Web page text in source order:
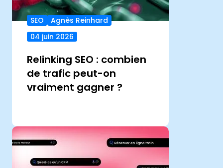
SEO
Agnès Reinhard
04 juin 2026
Relinking SEO : combien
de trafic peut-on
vraiment gagner ?